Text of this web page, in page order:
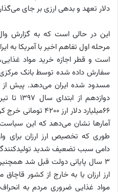
دلار تعهد و بدهی ارزی بر جای
این در حالی است که به گزارش
است و قطر اجازه خرید مواد
سفارش داده شده توسط بانک مرکزی
مسدود شده ایران می‌دهد. پیش از
۶۶‌میلیارد دلار ارز
آمارها نشان می‌دهد که این
طوری که تخصیص ارز ارزان برای
دامی سبب تضعیف شدید
۳ سال پایانی دولت قبل شد
ارز ارزان یا به خارج از کشور
مواد غذایی ضروری مردم به